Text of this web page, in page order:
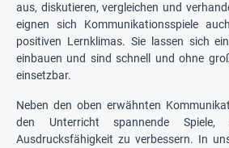
aus, diskutieren, vergleichen und
eignen sich Kommunikationsspiele
positiven Lernklimas. Sie lassen sich
einbauen und sind schnell und ohne
einsetzbar.
Neben den oben erwähnten
den Unterricht spannende
Ausdrucksfähigkeit zu verbessern. In